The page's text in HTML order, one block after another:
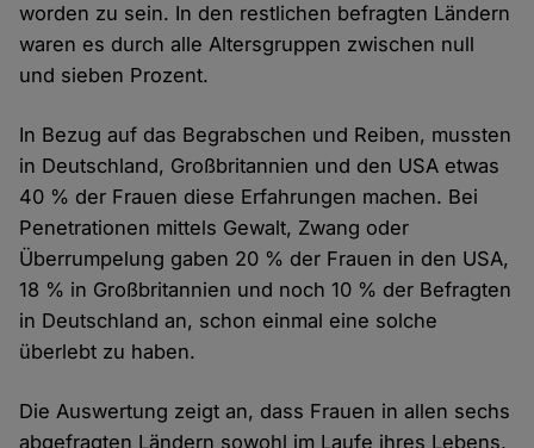
worden zu sein. In den restlichen befragten Ländern
waren es durch alle Altersgruppen zwischen null
und sieben Prozent.
In Bezug auf das Begrabschen und Reiben, mussten
in Deutschland, Großbritannien und den USA etwas
40 % der Frauen diese Erfahrungen machen. Bei
Penetrationen mittels Gewalt, Zwang oder
Überrumpelung gaben 20 % der Frauen in den USA,
18 % in Großbritannien und noch 10 % der Befragten
in Deutschland an, schon einmal eine solche
überlebt zu haben.
Die Auswertung zeigt an, dass Frauen in allen sechs
abgefragten Ländern sowohl im Laufe ihres Lebens,